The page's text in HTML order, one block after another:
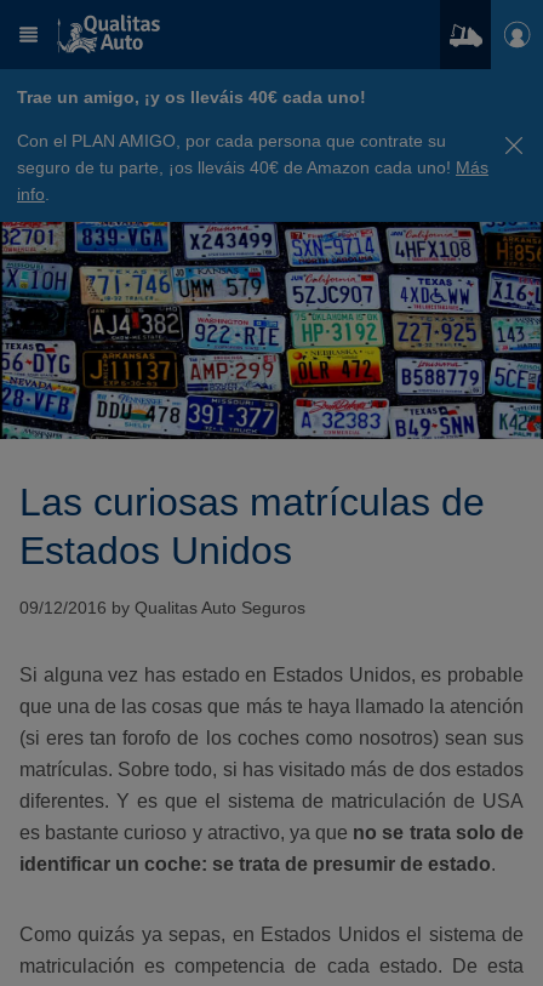
Trae un amigo, ¡y os lleváis 40€ cada uno!
Con el PLAN AMIGO, por cada persona que contrate su
seguro de tu parte, ¡os lleváis 40€ de Amazon cada uno! Más
info
Las curiosas matrículas de
Estados Unidos
09/12/2016 by Qualitas Auto Seguros
Si alguna vez has estado en Estados Unidos, es probable
que una de las cosas que más te haya llamado la atención
(si eres tan forofo de los coches como nosotros) sean sus
matrículas. Sobre todo, si has visitado más de dos estados
diferentes. Y es que el sistema de matriculación de USA
es bastante curioso y atractivo, ya que no se trata solo de
identificar un coche: se trata de presumir de estado.
Como quizás ya sepas, en Estados Unidos el sistema de
matriculación es competencia de cada estado. De esta